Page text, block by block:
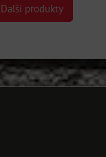
Další produkty